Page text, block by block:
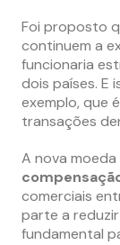
Foi proposto
continuem a
funcionaria
dois países. E
exemplo, que
transações
A nova moeda
comerciais
parte a
fundamental